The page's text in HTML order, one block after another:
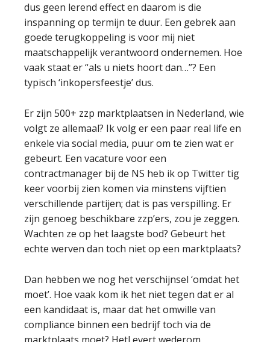
dus geen lerend effect en daarom is die
inspanning op termijn te duur. Een gebrek aan
goede terugkoppeling is voor mij niet
maatschappelijk verantwoord ondernemen. Hoe
vaak staat er “als u niets hoort dan…”? Een
typisch ‘inkopersfeestje’ dus.
Er zijn 500+ zzp marktplaatsen in Nederland, wie
volgt ze allemaal? Ik volg er een paar real life en
enkele via social media, puur om te zien wat er
gebeurt. Een vacature voor een
contractmanager bij de NS heb ik op Twitter tig
keer voorbij zien komen via minstens vijftien
verschillende partijen; dat is pas verspilling. Er
zijn genoeg beschikbare zzp’ers, zou je zeggen.
Wachten ze op het laagste bod? Gebeurt het
echte werven dan toch niet op een marktplaats?
Dan hebben we nog het verschijnsel ‘omdat het
moet’. Hoe vaak kom ik het niet tegen dat er al
een kandidaat is, maar dat het omwille van
compliance binnen een bedrijf toch via de